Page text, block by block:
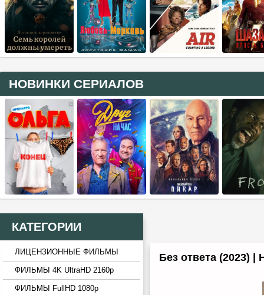
НОВИНКИ СЕРИАЛОВ
КАТЕГОРИИ
ЛИЦЕНЗИОННЫЕ ФИЛЬМЫ
ФИЛЬМЫ 4K UltraHD 2160p
ФИЛЬМЫ FullHD 1080p
Без ответа (2023)